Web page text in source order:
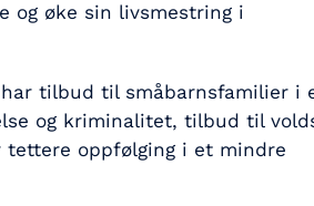
og øke sin livsmestring i
tilbud til småbarnsfamilier i
og kriminalitet, tilbud til
oppfølging i et mindre